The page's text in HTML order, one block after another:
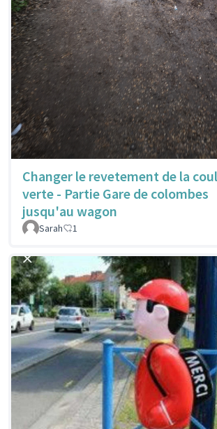
Changer le revetement de la
verte - Partie Gare de colombes
jusqu'au wagon
Sarah 1